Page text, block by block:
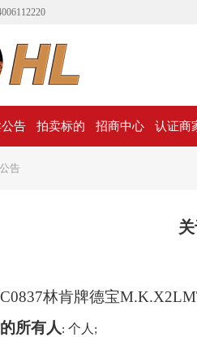
告 拍卖标的 招商中心 认证商
告
林肯牌德宝
所有人 : 个人 ;